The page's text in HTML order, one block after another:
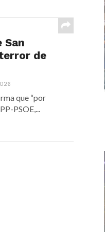
San
de
que “por
PSOE,...